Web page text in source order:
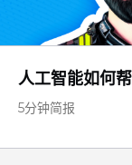
人工智能如何
5分钟简报